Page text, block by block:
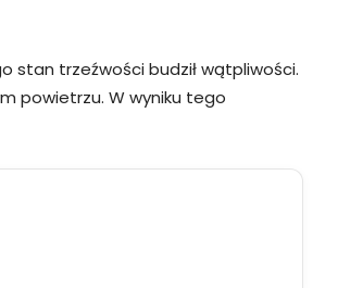
stan trzeźwości budził wątpliwości.
powietrzu. W wyniku tego